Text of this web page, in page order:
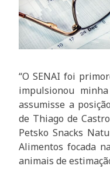
“O SENAI foi
impulsionou
assumisse a
de Thiago de
Petsko Snacks
Alimentos focada
animais de